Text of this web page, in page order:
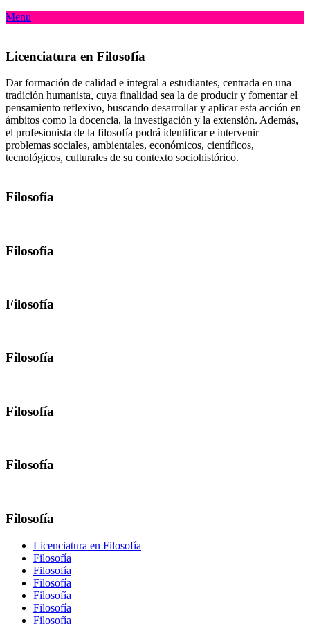
Menu
Licenciatura en Filosofía
Dar formación de calidad e integral a estudiantes, centrada en una
tradición humanista, cuya finalidad sea la de producir y fomentar el
pensamiento reflexivo, buscando desarrollar y aplicar esta acción en
ámbitos como la docencia, la investigación y la extensión. Además,
el profesionista de la filosofía podrá identificar e intervenir
problemas sociales, ambientales, económicos, científicos,
tecnológicos, culturales de su contexto sociohistórico.
Filosofía
Filosofía
Filosofía
Filosofía
Filosofía
Filosofía
Filosofía
Licenciatura en Filosofía
Filosofía
Filosofía
Filosofía
Filosofía
Filosofía
Filosofía